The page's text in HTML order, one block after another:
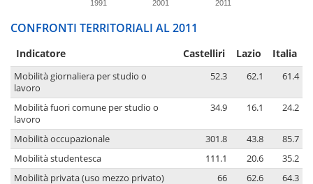
1991 2001 2011
CONFRONTI TERRITORIALI AL 2011
Indicatore Castelliri Lazio Italia
Mobilità giornaliera per studio o
lavoro
52.3 62.1 61.4
Mobilità fuori comune per studio o
lavoro
34.9 16.1 24.2
Mobilità occupazionale 301.8 43.8
85.7
Mobilità studentesca
111.1 20.6
35.2
Mobilità privata (uso mezzo privato)
66 62.6
64.3